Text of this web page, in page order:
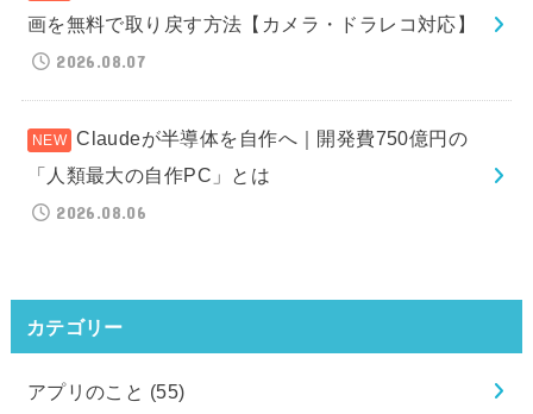
画を無料で取り戻す方法【カメラ・ドラレコ対応】
2026.08.07
Claudeが半導体を自作へ｜開発費750億円の
「人類最大の自作PC」とは
2026.08.06
カテゴリー
アプリのこと (55)